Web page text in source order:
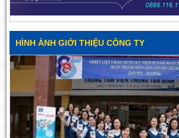
HÌNH ẢNH GIỚI THIỆU CÔNG TY